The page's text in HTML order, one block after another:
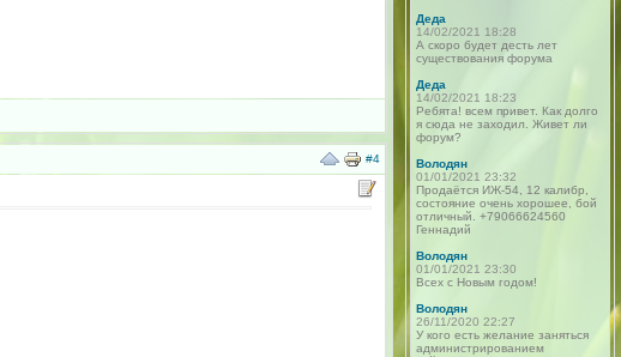
#4
Деда
14/02/2021 18:28
А скоро будет десть лет
существования форума
Деда
14/02/2021 18:23
Ребята! всем привет. Как долго
я сюда не заходил. Живет ли
форум?
Володян
01/01/2021 23:32
Продаётся ИЖ-54, 12 калибр,
состояние очень хорошее, бой
отличный. +79066624560
Геннадий
Володян
01/01/2021 23:30
Всех с Новым годом!
Володян
26/11/2020 22:27
У кого есть желание заняться
администрированием